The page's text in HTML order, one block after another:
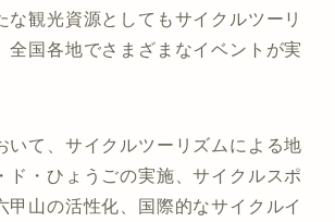
な観光資源としてもサイクルツーリ
全国各地でさまざまなイベントが実
いて、サイクルツーリズムによる地
ド・ひょうごの実施、サイクルスポ
甲山の活性化、国際的なサイクルイ